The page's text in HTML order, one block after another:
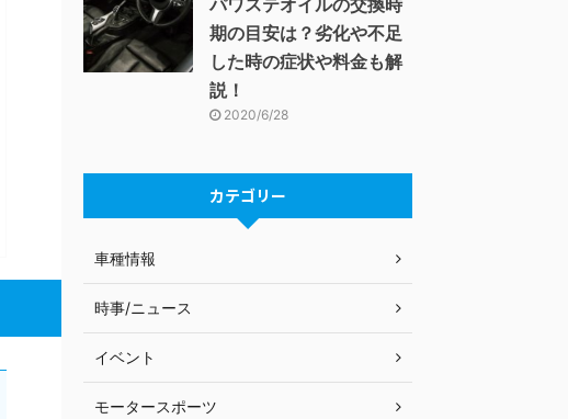
パワステオイルの交換時
期の目安は？劣化や不足
した時の症状や料金も解
説！
2020/6/28
カテゴリー
車種情報
時事/ニュース
イベント
モータースポーツ